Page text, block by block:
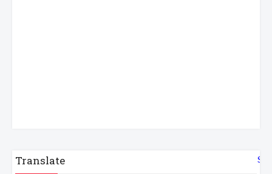
Translate